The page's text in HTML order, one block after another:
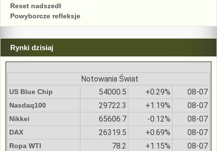
Reset nadszedł
Powyborcze refleksje
Rynki dzisiaj
Notowania Świat
US Blue Chip 54000.5 +0.29% 08-07
Nasdaq100 29722.3 +1.19% 08-07
Nikkei 65606.7 -0.12% 08-07
DAX 26319.5 +0.69% 08-07
Ropa WTI 78.2 +1.15% 08-07